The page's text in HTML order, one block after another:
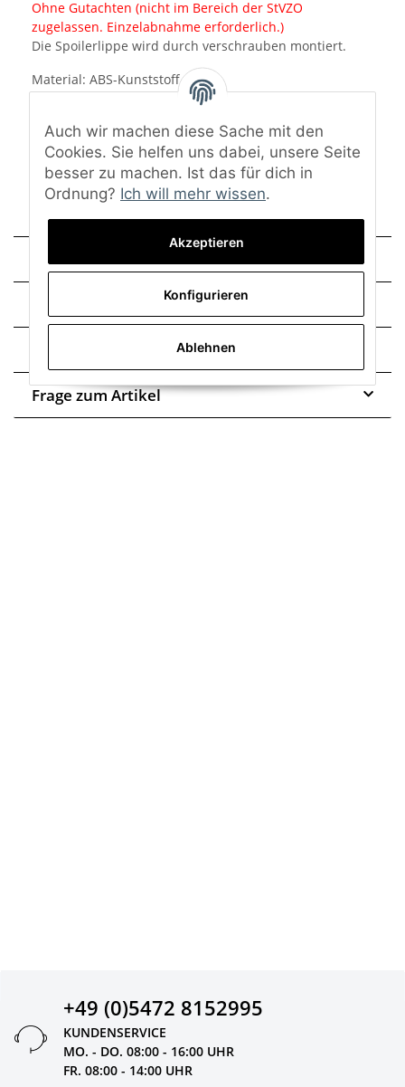
Ohne Gutachten (nicht im Bereich der StVZO
zugelassen. Einzelabnahme erforderlich.)
Die Spoilerlippe wird durch verschrauben montiert.
Material: ABS-Kunststoff
Oberfläche: schwarz
Lieferumfang: Frontlippe und Montagematerial
Technische Daten
Trusted Shops - Bewertungen
Frage zum Artikel
+49 (0)5472 8152995
KUNDENSERVICE
MO. - DO. 08:00 - 16:00 UHR
FR. 08:00 - 14:00 UHR
Auch wir machen diese Sache mit den
Cookies. Sie helfen uns dabei, unsere Seite
besser zu machen. Ist das für dich in
Ordnung? Ich will mehr wissen.
Akzeptieren
Konfigurieren
Ablehnen